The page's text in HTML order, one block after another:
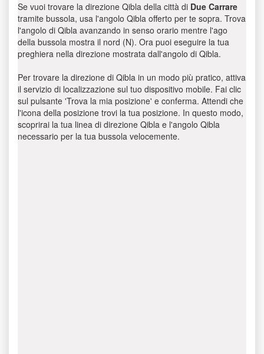
Se vuoi trovare la direzione Qibla della città di Due Carrare
tramite bussola, usa l'angolo Qibla offerto per te sopra. Trova
l'angolo di Qibla avanzando in senso orario mentre l'ago
della bussola mostra il nord (N). Ora puoi eseguire la tua
preghiera nella direzione mostrata dall'angolo di Qibla.
Per trovare la direzione di Qibla in un modo più pratico, attiva
il servizio di localizzazione sul tuo dispositivo mobile. Fai clic
sul pulsante 'Trova la mia posizione' e conferma. Attendi che
l'icona della posizione trovi la tua posizione. In questo modo,
scoprirai la tua linea di direzione Qibla e l'angolo Qibla
necessario per la tua bussola velocemente.